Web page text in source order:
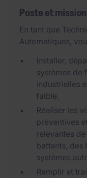
Poste et
En tant que
Automatiques,
Installer,
systèmes de
industrielles
faible,
Réaliser les
préventives
relevantes
battants, des
systèmes
Remplir et